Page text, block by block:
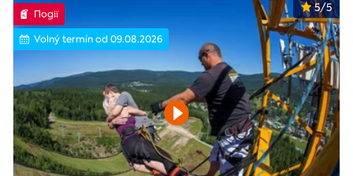
5/5
Події
Volný termín od 09.08.2026